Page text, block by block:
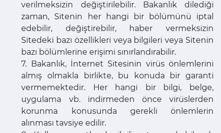
verilmeksizin değiştirilebilir. Bakanlık dilediği
zaman, Sitenin her hangi bir bölümünü iptal
edebilir, değiştirebilir, haber vermeksizin
Sitedeki bazı özellikleri veya bilgileri veya Sitenin
bazı bölümlerine erişimi sınırlandırabilir.
7. Bakanlık, İnternet Sitesinin virüs önlemlerini
almış olmakla birlikte, bu konuda bir garanti
vermemektedir. Her hangi bir bilgi, belge,
uygulama vb. indirmeden önce virüslerden
korunma konusunda gerekli önlemlerin
alınması tavsiye edilir.